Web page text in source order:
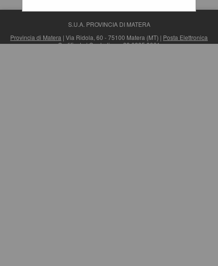
S.U.A. PROVINCIA DI MATERA
Provincia di Matera | Via Ridola, 60 - 75100 Matera (MT) | Posta Elettronica
Certificata| Centralino: +39 0835 3061